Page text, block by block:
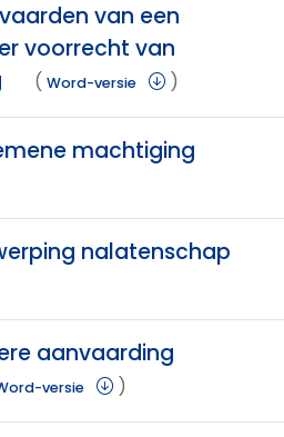
van een
voorrecht van
( Word-versie )
machtiging
nalatenschap
aanvaarding
versie )